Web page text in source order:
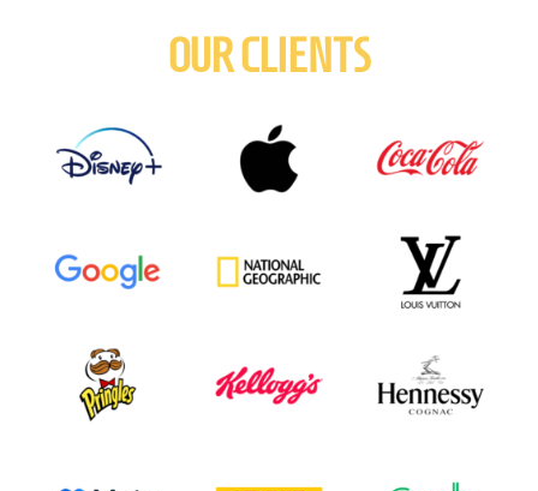
OUR CLIENTS